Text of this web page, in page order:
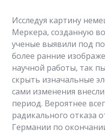
Исследуя картину
Меркера, созданную
ученые выявили под
более ранние
научной работы, так
скрыть изначальные
сами изменения
период. Вероятнее
радикального отказа
Германии по